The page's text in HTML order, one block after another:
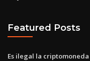
Featured Posts
Es ilegal la criptomoneda